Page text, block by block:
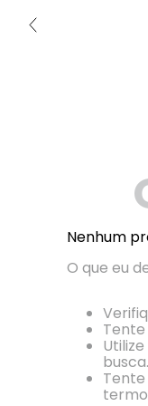
Nenhum
O que eu
busca.
Tente